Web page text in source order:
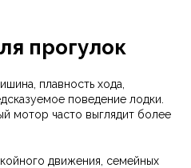
прогулок
плавность хода,
поведение лодки.
мотор часто выглядит более
движения, семейных